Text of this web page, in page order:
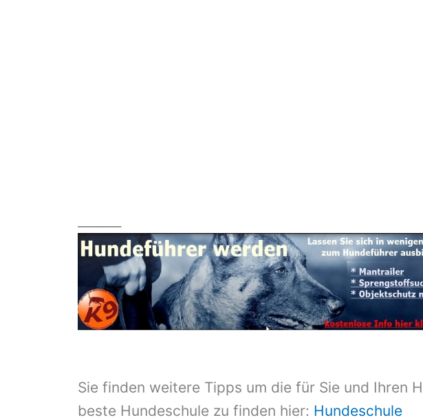
Sie finden weitere Tipps um die für Sie und Ihren
beste Hundeschule zu finden hier: Hundeschule